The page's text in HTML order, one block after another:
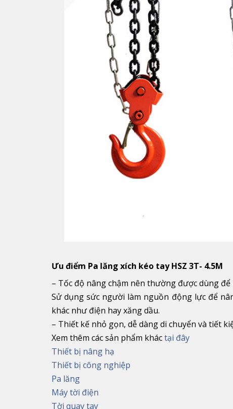
Ưu điểm Pa lăng xích kéo tay HSZ 3T- 4.5M
– Tốc độ nâng chậm nên thường được dùng
Sử dụng sức người làm nguồn động lực để
khác như điện hay xăng dầu.
– Thiết kế nhỏ gọn, dễ dàng di chuyển và tiết
Xem thêm các sản phẩm kháctại đây
Thiết bị nâng hạ
Thiết bị công nghiệp
Pa lăng
Máy tời điện
Tời quay tay